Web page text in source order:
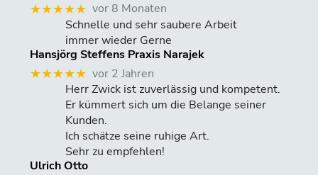
★★★★★ vor 8 Monaten
Schnelle und sehr saubere Arbeit
immer wieder Gerne
Hansjörg Steffens Praxis Narajek
★★★★★ vor 2 Jahren
Herr Zwick ist zuverlässig und kompetent.
Er kümmert sich um die Belange seiner
Kunden.
Ich schätze seine ruhige Art.
Sehr zu empfehlen!
Ulrich Otto